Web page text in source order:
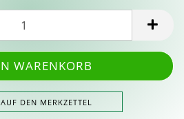
AUF DEN MERKZETTEL